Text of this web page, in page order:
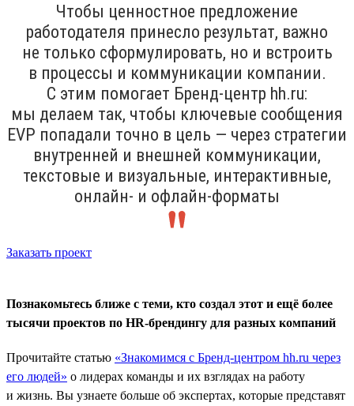
Чтобы ценностное предложение
работодателя принесло результат, важно
не только сформулировать, но и встроить
в процессы и коммуникации компании.
С этим помогает Бренд-центр hh.ru:
мы делаем так, чтобы ключевые сообщения
ЕVP попадали точно в цель — через стратегии
внутренней и внешней коммуникации,
текстовые и визуальные, интерактивные,
онлайн- и офлайн-форматы
Заказать проект
Познакомьтесь ближе с теми, кто создал этот и ещё более
тысячи проектов по HR-брендингу для разных компаний
Прочитайте статью «Знакомимся с Бренд-центром hh.ru через
его людей» о лидерах команды и их взглядах на работу
и жизнь. Вы узнаете больше об экспертах, которые представят